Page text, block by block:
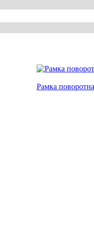
Рамка